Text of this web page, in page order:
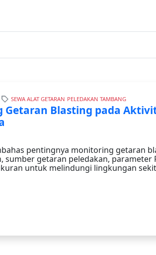
SEWA ALAT GETARAN PELEDAKAN TAMBANG
Blasting pada
pentingnya monitoring getaran
sumber getaran peledakan, parameter
untuk melindungi lingkungan